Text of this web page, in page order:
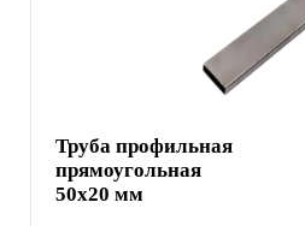
Труба профильная
прямоугольная
50х20 мм